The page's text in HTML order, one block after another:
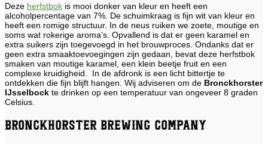
Deze herfstbok is mooi donker van kleur en heeft een
alcoholpercentage van 7%. De schuimkraag is fijn wit van kleur en
heeft een romige structuur. In de neus ruiken we zoete, moutige en
soms wat rokerige aroma’s. Opvallend is dat er geen karamel en
extra suikers zijn toegevoegd in het brouwproces. Ondanks dat er
geen extra smaaktoevoegingen zijn gedaan, bevat deze herfstbok
smaken van moutige karamel, een klein beetje fruit en een
complexe kruidigheid. In de afdronk is een licht bittertje te
ontdekken die fijn blijft hangen. Wij adviseren om de Bronckhorster
IJsselbock te drinken op een temperatuur van ongeveer 8 graden
Celsius.
Bronckhorster Brewing Company